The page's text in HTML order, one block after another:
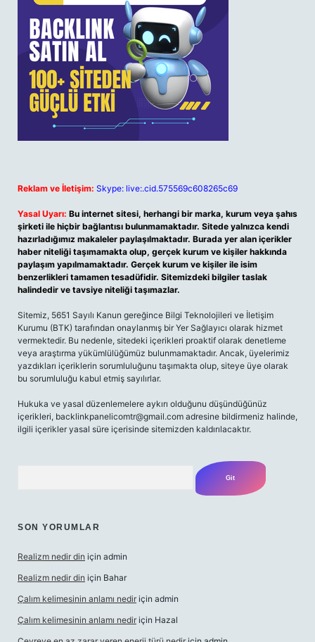
Reklam ve İletişim: Skype: live:.cid.575569c608265c69
Yasal Uyarı: Bu internet sitesi, herhangi bir marka, kurum veya şahıs
şirketi ile hiçbir bağlantısı bulunmamaktadır. Sitede yalnızca kendi
hazırladığımız makaleler paylaşılmaktadır. Burada yer alan içerikler
haber niteliği taşımamakta olup, gerçek kurum ve kişiler hakkında
paylaşım yapılmamaktadır. Gerçek kurum ve kişiler ile isim
benzerlikleri tamamen tesadüfidir. Sitemizdeki bilgiler taslak
halindedir ve tavsiye niteliği taşımazlar.
Sitemiz, 5651 Sayılı Kanun gereğince Bilgi Teknolojileri ve İletişim
Kurumu (BTK) tarafından onaylanmış bir Yer Sağlayıcı olarak hizmet
vermektedir. Bu nedenle, sitedeki içerikleri proaktif olarak denetleme
veya araştırma yükümlülüğümüz bulunmamaktadır. Ancak, üyelerimiz
yazdıkları içeriklerin sorumluluğunu taşımakta olup, siteye üye olarak
bu sorumluluğu kabul etmiş sayılırlar.
Hukuka ve yasal düzenlemelere aykırı olduğunu düşündüğünüz
içerikleri, backlinkpanelicomtr@gmail.com adresine bildirmeniz halinde,
ilgili içerikler yasal süre içerisinde sitemizden kaldırılacaktır.
SON YORUMLAR
Realizm nedir din için admin
Realizm nedir din için Bahar
Çalım kelimesinin anlamı nedir için admin
Çalım kelimesinin anlamı nedir için Hazal